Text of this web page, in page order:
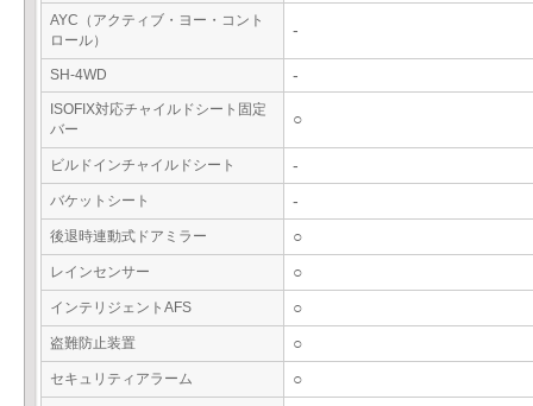
AYC（アクティブ・ヨー・コント
ロール）
-
SH-4WD -
ISOFIX対応チャイルドシート固定
バー
○
ビルドインチャイルドシート -
バケットシート -
後退時連動式ドアミラー ○
レインセンサー ○
インテリジェントAFS ○
盗難防止装置 ○
セキュリティアラーム ○